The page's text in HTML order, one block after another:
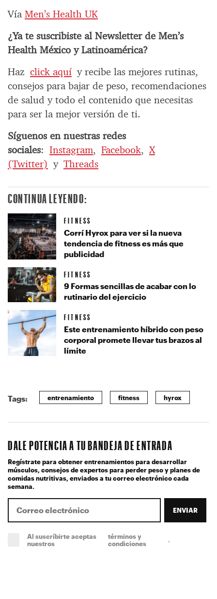
Vía Men’s Health UK
¿Ya te suscribiste al Newsletter de Men’s
Health México y Latinoamérica?
Haz click aquí y recibe las mejores rutinas,
consejos para bajar de peso, recomendaciones
de salud y todo el contenido que necesitas
para ser la mejor versión de ti.
Síguenos en nuestras redes
sociales: Instagram, Facebook,X
(Twitter) y Threads
CONTINUA LEYENDO:
FITNESS
Corrí Hyrox para ver si la nueva
tendencia de fitness es más que
publicidad
FITNESS
9 Formas sencillas de acabar con lo
rutinario del ejercicio
FITNESS
Este entrenamiento híbrido con peso
corporal promete llevar tus brazos al
límite
Tags: entrenamiento fitness hyrox
DALE POTENCIA A TU BANDEJA DE ENTRADA
Regístrate para obtener entrenamientos para desarrollar
músculos, consejos de expertos para perder peso y planes de
comidas nutritivas, enviados a tu correo electrónico cada
semana.
ENVIAR
Al suscríbirte aceptas
nuestros
términos y
condiciones
.